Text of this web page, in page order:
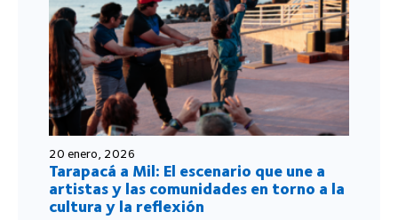
20 enero, 2026
Tarapacá a Mil: El escenario que une a
artistas y las comunidades en torno a la
cultura y la reflexión